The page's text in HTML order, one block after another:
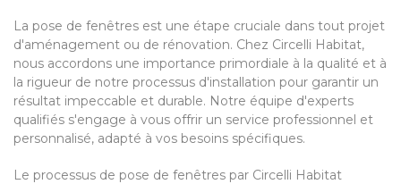
La pose de fenêtres est une étape cruciale dans tout projet
d'aménagement ou de rénovation. Chez Circelli Habitat,
nous accordons une importance primordiale à la qualité et à
la rigueur de notre processus d'installation pour garantir un
résultat impeccable et durable. Notre équipe d'experts
qualifiés s'engage à vous offrir un service professionnel et
personnalisé, adapté à vos besoins spécifiques.
Le processus de pose de fenêtres par Circelli Habitat